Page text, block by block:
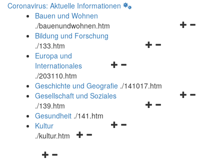
Coronavirus: Aktuelle Informationen
Bauen und Wohnen
./bauenundwohnen.htm
Navigationsmenü
Bildung und Forschung
./133.htm
Navigationsmenü
und
schließen
Europa und
Internationales
./203110.htm
Geschichte und Geografie ./141017.htm
Navigationsmenü
Gesellschaft und Soziales
./139.htm
Navigationsmenü
Gesundheit ./141.htm
Navigationsmenü
Kultur
./kultur.htm
Navigationsmenü